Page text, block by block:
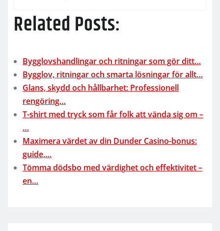
Related Posts:
Bygglovshandlingar och ritningar som gör ditt…
Bygglov, ritningar och smarta lösningar för allt…
Glans, skydd och hållbarhet: Professionell
rengöring…
T-shirt med tryck som får folk att vända sig om –
…
Maximera värdet av din Dunder Casino-bonus:
guide,…
Tömma dödsbo med värdighet och effektivitet –
en…